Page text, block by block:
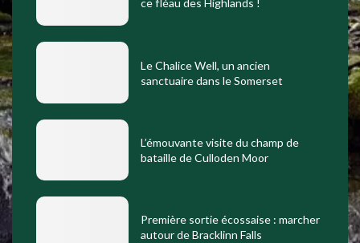
ce fléau des Highlands !
Le Chalice Well, un ancien
sanctuaire dans le Somerset
L’émouvante visite du champ de
bataille de Culloden Moor
Première sortie écossaise : marcher
autour de Bracklinn Falls